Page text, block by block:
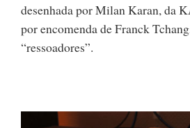
desenhada por Milan Karan, da
por encomenda de Franck
“ressoadores”.